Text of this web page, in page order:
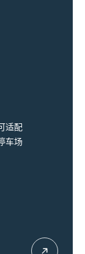
适配
车场